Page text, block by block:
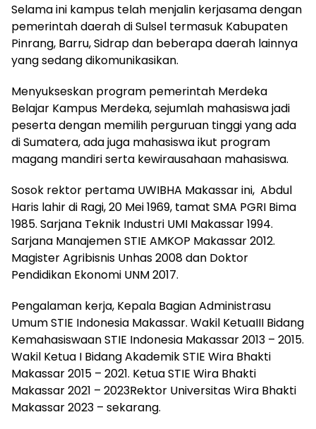
Selama ini kampus telah menjalin kerjasama dengan
pemerintah daerah di Sulsel termasuk Kabupaten
Pinrang, Barru, Sidrap dan beberapa daerah lainnya
yang sedang dikomunikasikan.
Menyukseskan program pemerintah Merdeka
Belajar Kampus Merdeka, sejumlah mahasiswa jadi
peserta dengan memilih perguruan tinggi yang ada
di Sumatera, ada juga mahasiswa ikut program
magang mandiri serta kewirausahaan mahasiswa.
Sosok rektor pertama UWIBHA Makassar ini, Abdul
Haris lahir di Ragi, 20 Mei 1969, tamat SMA PGRI Bima
1985. Sarjana Teknik Industri UMI Makassar 1994.
Sarjana Manajemen STIE AMKOP Makassar 2012.
Magister Agribisnis Unhas 2008 dan Doktor
Pendidikan Ekonomi UNM 2017.
Pengalaman kerja, Kepala Bagian Administrasu
Umum STIE Indonesia Makassar. Wakil KetuaIII Bidang
Kemahasiswaan STIE Indonesia Makassar 2013 – 2015.
Wakil Ketua I Bidang Akademik STIE Wira Bhakti
Makassar 2015 – 2021. Ketua STIE Wira Bhakti
Makassar 2021 – 2023Rektor Universitas Wira Bhakti
Makassar 2023 – sekarang.